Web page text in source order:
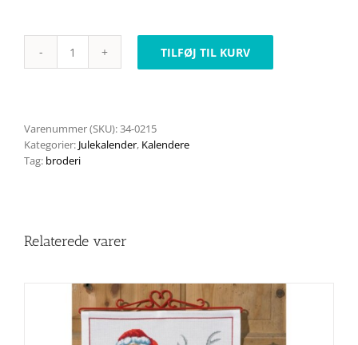
Julemand
0215
antal
TILFØJ TIL KURV
Varenummer (SKU):34-0215
Kategorier: Julekalender, Kalendere
Tag: broderi
Relaterede varer